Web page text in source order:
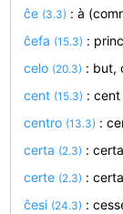
ĉe (3.3) : à
ĉefa (15.3) :
celo (20.3) : but,
cent (15.3) : cent
centro (13.3) :
certa (2.3) :
certe (2.3) :
ĉesi (24.3) :